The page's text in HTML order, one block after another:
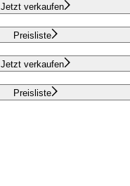
Jetzt verkaufen
Preisliste
Jetzt verkaufen
Preisliste